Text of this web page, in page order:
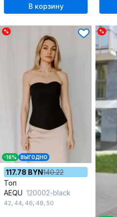
В корзину
%
-16% ВЫГОДНО
117.78 BYN140.22
Топ
AEQU 120002-black
42, 44, 46, 48, 50
%